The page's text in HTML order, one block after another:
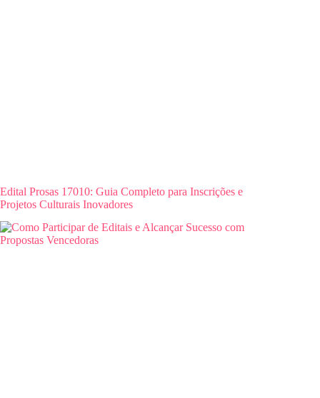
Edital Prosas 17010: Guia Completo para Inscrições e
Projetos Culturais Inovadores